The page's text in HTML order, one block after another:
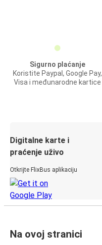
Sigurno plaćanje
Koristite Paypal, Google Pay,
Visa i međunarodne kartice
Digitalne karte i
praćenje uživo
Otkrijte FlixBus aplikaciju
Na ovoj stranici